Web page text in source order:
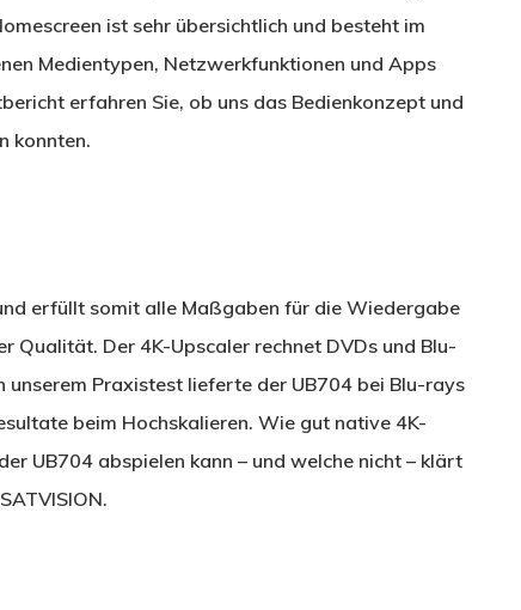
ist sehr übersichtlich und besteht im
Medientypen, Netzwerkfunktionen und Apps
erfahren Sie, ob uns das Bedienkonzept und
konnten.
erfüllt somit alle Maßgaben für die Wiedergabe
Qualität. Der 4K-Upscaler rechnet DVDs und Blu-
Praxistest lieferte der UB704 bei Blu-rays
beim Hochskalieren. Wie gut native 4K-
UB704 abspielen kann – und welche nicht – klärt